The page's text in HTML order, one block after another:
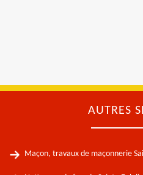
AUTRES
Maçon, travaux de maçonnerie